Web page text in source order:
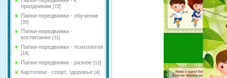
праздникам [72]
Папки-передвижки - обучение
[35]
Папки-передвижки -
воспитание [31]
Папки-передвижки - психология
[18]
Папки-передвижки - разное [12]
Картотеки - спорт, здоровье [4]